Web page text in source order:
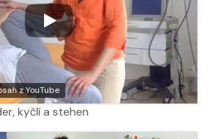
z YouTube
kyčlí a stehen